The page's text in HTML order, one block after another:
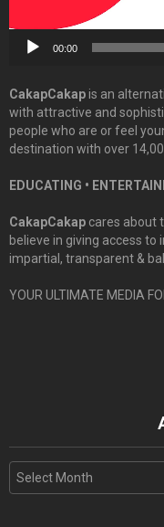
00:00
CakapCakapis an
with attractive and
people who are or feel
destination with over
EDUCATING •
CakapCakap cares about
believe in giving access
impartial, transparent &
YOUR ULTIMATE MEDIA
Archives